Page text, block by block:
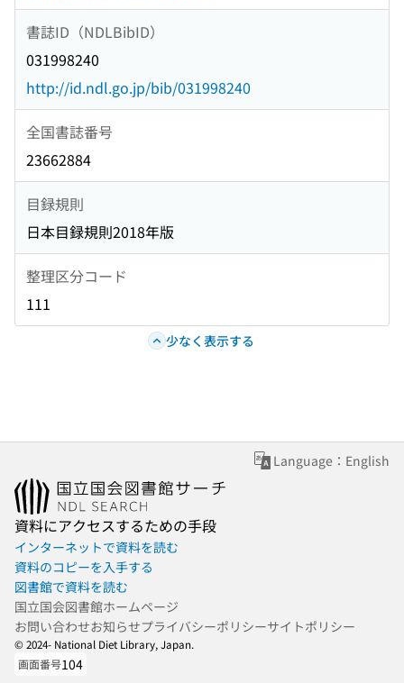
書誌ID（NDLBibID）
031998240
http://id.ndl.go.jp/bib/031998240
全国書誌番号
23662884
目録規則
日本目録規則2018年版
整理区分コード
111
少なく表示する
Language：English
資料にアクセスするための手段
インターネットで資料を読む
資料のコピーを入手する
図書館で資料を読む
国立国会図書館ホームページ
お問い合わせお知らせプライバシーポリシーサイトポリシー
© 2024- National Diet Library, Japan.
画面番号104